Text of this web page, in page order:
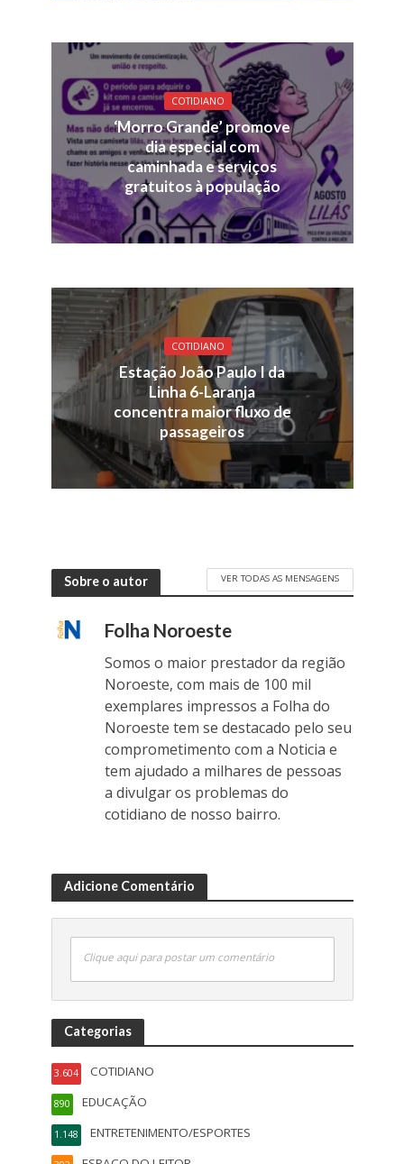
COTIDIANO
‘Morro Grande’ promove
dia especial com
caminhada e serviços
gratuitos à população
COTIDIANO
Estação João Paulo I da
Linha 6-Laranja
concentra maior fluxo de
passageiros
Sobre o autor VER TODAS AS MENSAGENS
Folha Noroeste
Somos o maior prestador da região
Noroeste, com mais de 100 mil
exemplares impressos a Folha do
Noroeste tem se destacado pelo seu
comprometimento com a Noticia e
tem ajudado a milhares de pessoas
a divulgar os problemas do
cotidiano de nosso bairro.
Adicione Comentário
Clique aqui para postar um comentário
Categorias
COTIDIANO
3.604
EDUCAÇÃO
890
ENTRETENIMENTO/ESPORTES
1.148